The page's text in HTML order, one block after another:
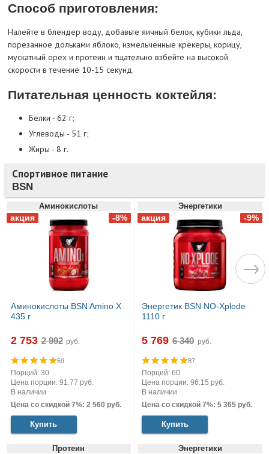
Способ приготовления:
Налейте в блендер воду, добавьте яичный белок, кубики льда,
порезанное дольками яблоко, измельченные крекеры, корицу,
мускатный орех и протеин и тщательно взбейте на высокой
скорости в течение 10-15 секунд.
Питательная ценность коктейля:
Белки - 62 г;
Углеводы - 51 г;
Жиры - 8 г.
Спортивное питание
BSN
Аминокислоты
Аминокислоты BSN Amino X
435 г
2 753 руб.
59
Порций: 30
Цена порции: 91.77 руб.
В наличии
Цена со скидкой 7%: 2 560 руб.
Купить
Энергетики
Энергетик BSN NO-Xplode
1110 г
5 769 руб.
87
Порций: 60
Цена порции: 96.15 руб.
В наличии
Цена со скидкой 7%: 5 365 руб.
Купить
Протеин Энергетики